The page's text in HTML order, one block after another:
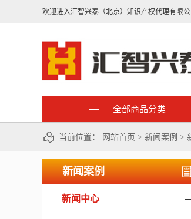
欢迎进入汇智兴泰（北京）知识产权代理有限公
全部商品分类
当前位置： 网站首页 > 新闻案例 >
新闻案例
新闻中心